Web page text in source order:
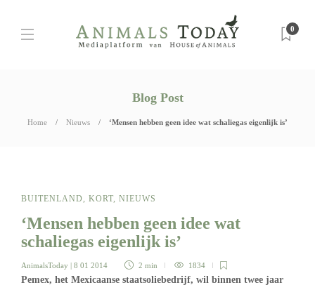
0
Blog Post
Home Nieuws ‘Mensen hebben geen idee wat schaliegas eigenlijk is’
BUITENLAND, KORT, NIEUWS
‘Mensen hebben geen idee wat
schaliegas eigenlijk is’
AnimalsToday | 8 01 2014 2 min 1834
Pemex, het Mexicaanse staatsoliebedrijf, wil binnen twee jaar